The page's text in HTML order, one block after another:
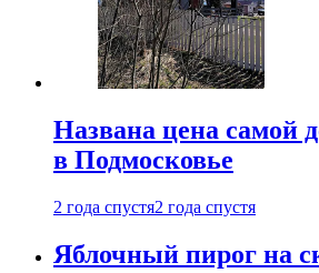
Названа цена самой
в Подмосковье
2 года спустя2 года спустя
Яблочный пирог на